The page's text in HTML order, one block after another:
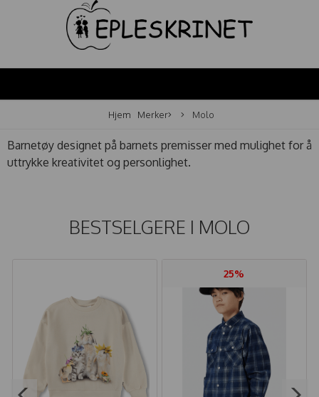
Hjem Merker Molo
Barnetøy designet på barnets premisser med mulighet for å
uttrykke kreativitet og personlighet.
BESTSELGERE I MOLO
25%